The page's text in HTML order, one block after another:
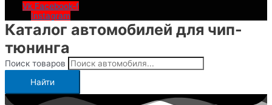
Vk Facebook-f
Instagram
Каталог автомобилей для чип-
тюнинга
Поиск товаров
Найти